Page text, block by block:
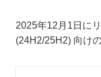
2025年12月1日に
(24H2/25H2) 向け